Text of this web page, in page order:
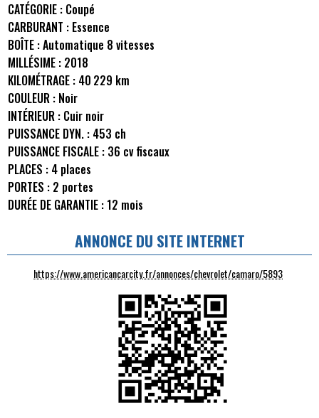
CATÉGORIE : Coupé
CARBURANT : Essence
BOÎTE :Automatique 8 vitesses
MILLÉSIME : 2018
KILOMÉTRAGE : 40 229 km
COULEUR : Noir
INTÉRIEUR : Cuir noir
PUISSANCE DYN. : 453 ch
PUISSANCE FISCALE : 36 cv fiscaux
PLACES : 4 places
PORTES : 2 portes
DURÉE DE GARANTIE : 12 mois
ANNONCE DU SITE INTERNET
https://www.americancarcity.fr/annonces/chevrolet/camaro/5893